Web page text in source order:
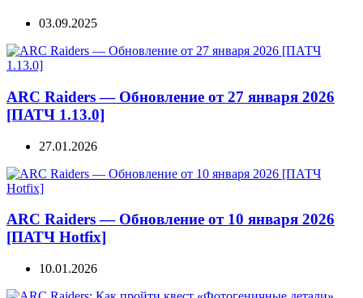
03.09.2025
ARC Raiders — Обновление от 27 января 2026
[ПАТЧ 1.13.0]
27.01.2026
ARC Raiders — Обновление от 10 января 2026
[ПАТЧ Hotfix]
10.01.2026